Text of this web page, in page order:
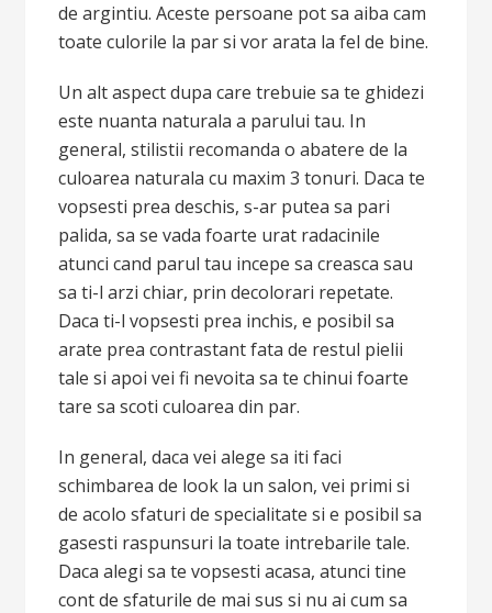
de argintiu. Aceste persoane pot sa aiba cam
toate culorile la par si vor arata la fel de bine.
Un alt aspect dupa care trebuie sa te ghidezi
este nuanta naturala a parului tau. In
general, stilistii recomanda o abatere de la
culoarea naturala cu maxim 3 tonuri. Daca te
vopsesti prea deschis, s-ar putea sa pari
palida, sa se vada foarte urat radacinile
atunci cand parul tau incepe sa creasca sau
sa ti-l arzi chiar, prin decolorari repetate.
Daca ti-l vopsesti prea inchis, e posibil sa
arate prea contrastant fata de restul pielii
tale si apoi vei fi nevoita sa te chinui foarte
tare sa scoti culoarea din par.
In general, daca vei alege sa iti faci
schimbarea de look la un salon, vei primi si
de acolo sfaturi de specialitate si e posibil sa
gasesti raspunsuri la toate intrebarile tale.
Daca alegi sa te vopsesti acasa, atunci tine
cont de sfaturile de mai sus si nu ai cum sa